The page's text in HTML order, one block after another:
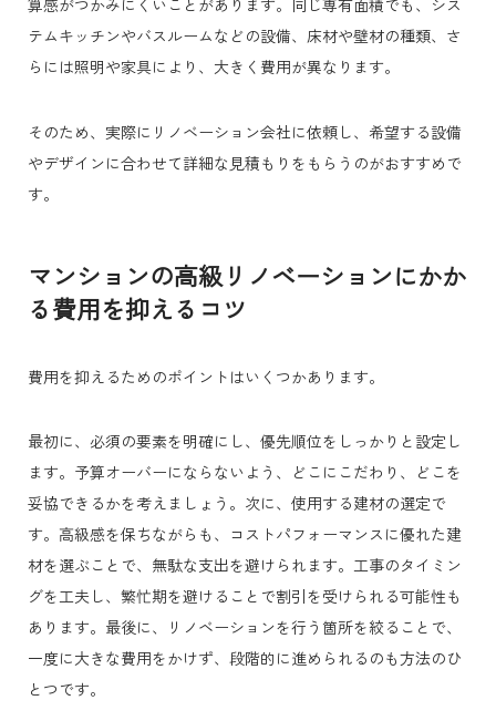
算感がつかみにくいことがあります。同じ専有面積でも、シス
テムキッチンやバスルームなどの設備、床材や壁材の種類、さ
らには照明や家具により、大きく費用が異なります。
そのため、実際にリノベーション会社に依頼し、希望する設備
やデザインに合わせて詳細な見積もりをもらうのがおすすめで
す。
マンションの高級リノベーションにかか
る費用を抑えるコツ
費用を抑えるためのポイントはいくつかあります。
最初に、必須の要素を明確にし、優先順位をしっかりと設定し
ます。予算オーバーにならないよう、どこにこだわり、どこを
妥協できるかを考えましょう。 次に、使用する建材の選定で
す。高級感を保ちながらも、コストパフォーマンスに優れた建
材を選ぶことで、無駄な支出を避けられます。工事のタイミン
グを工夫し、繁忙期を避けることで割引を受けられる可能性も
あります。 最後に、リノベーションを行う箇所を絞ることで、
一度に大きな費用をかけず、段階的に進められるのも方法のひ
とつです。